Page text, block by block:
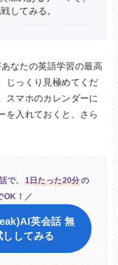
してみる。
なたの英語学習の最高
じっくり見極めてくだ
スマホのカレンダーに
を入れておくと、さら
で、 1日たった20分の
OK！／
英会話 無
してみる